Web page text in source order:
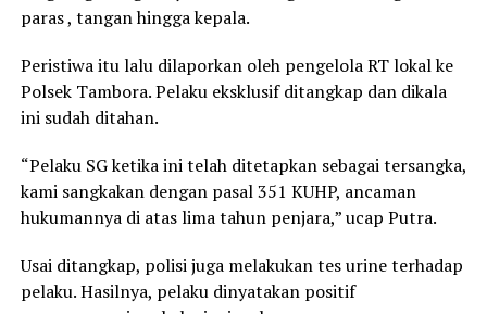
paras , tangan hingga kepala.
Peristiwa itu lalu dilaporkan oleh pengelola RT lokal ke
Polsek Tambora. Pelaku eksklusif ditangkap dan dikala
ini sudah ditahan.
“Pelaku SG ketika ini telah ditetapkan sebagai tersangka,
kami sangkakan dengan pasal 351 KUHP, ancaman
hukumannya di atas lima tahun penjara,” ucap Putra.
Usai ditangkap, polisi juga melakukan tes urine terhadap
pelaku. Hasilnya, pelaku dinyatakan positif